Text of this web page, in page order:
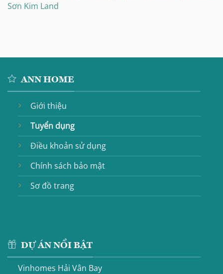
Sơn Kim Land
ANN HOME
Giới thiệu
Tuyển dụng
Điều khoản sử dụng
Chính sách bảo mật
Sơ đồ trang
DỰ ÁN NỔI BẬT
Vinhomes Hải Vân Bay